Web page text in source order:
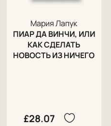
Мария Лапук
ПИАР ДА ВИНЧИ, ИЛИ
КАК СДЕЛАТЬ
НОВОСТЬ ИЗ НИЧЕГО
£28.07